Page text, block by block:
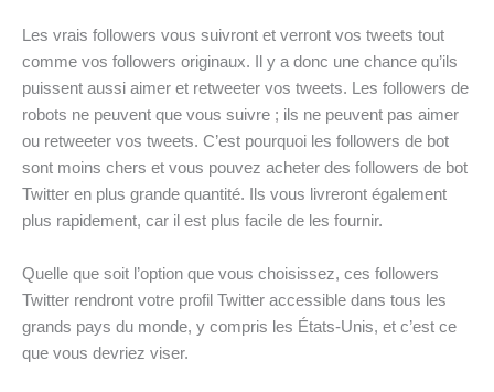
Les vrais followers vous suivront et verront vos tweets tout
comme vos followers originaux. Il y a donc une chance qu’ils
puissent aussi aimer et retweeter vos tweets. Les followers de
robots ne peuvent que vous suivre ; ils ne peuvent pas aimer
ou retweeter vos tweets. C’est pourquoi les followers de bot
sont moins chers et vous pouvez acheter des followers de bot
Twitter en plus grande quantité. Ils vous livreront également
plus rapidement, car il est plus facile de les fournir.
Quelle que soit l’option que vous choisissez, ces followers
Twitter rendront votre profil Twitter accessible dans tous les
grands pays du monde, y compris les États-Unis, et c’est ce
que vous devriez viser.